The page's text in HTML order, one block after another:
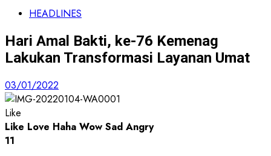
HEADLINES
Hari Amal Bakti, ke-76 Kemenag
Lakukan Transformasi Layanan Umat
03/01/2022
Like
Like Love Haha Wow Sad Angry
11